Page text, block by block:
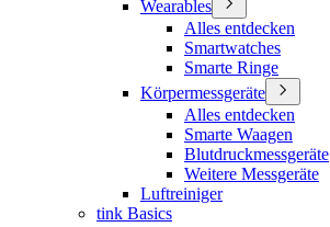
Wearables
Alles entdecken
Smartwatches
Smarte Ringe
Körpermessgeräte
Alles entdecken
Smarte Waagen
Blutdruckmessgeräte
Weitere Messgeräte
Luftreiniger
tink Basics